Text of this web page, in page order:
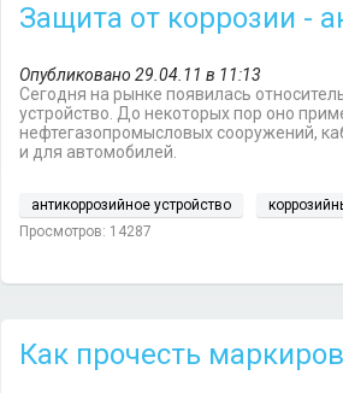
Защита от коррозии -
Опубликовано 29.04.11 в 11:13
Сегодня на рынке появилась
устройство. До некоторых пор оно
нефтегазопромысловых сооружений,
и для автомобилей.
антикоррозийное устройство
Просмотров: 14287
Как прочесть